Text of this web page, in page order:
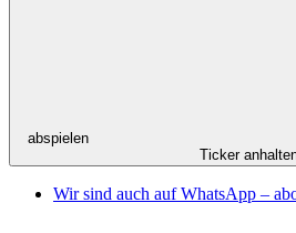
abspielen
Ticker
Wir sind auch auf WhatsApp –